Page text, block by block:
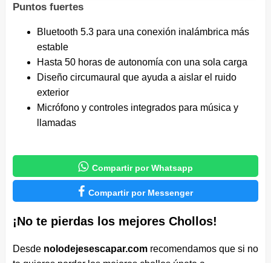
Puntos fuertes
Bluetooth 5.3 para una conexión inalámbrica más
estable
Hasta 50 horas de autonomía con una sola carga
Diseño circumaural que ayuda a aislar el ruido
exterior
Micrófono y controles integrados para música y
llamadas
 Compartir por Whatsapp
 Compartir por Messenger
¡No te pierdas los mejores Chollos!
Desde nolodejesescapar.comrecomendamos que si no